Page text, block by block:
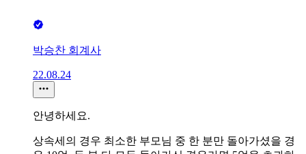
박승찬 회계사
22.08.24
안녕하세요.
상속세의 경우 최소한 부모님 중 한 분만 돌아가셨을 경